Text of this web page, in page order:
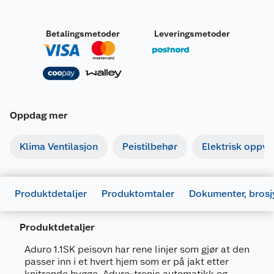
Betalingsmetoder Leveringsmetoder
Oppdag mer
Klima Ventilasjon Peistilbehør Elektrisk
Produktdetaljer Produktomtaler Dokumenter,
Produktdetaljer
Aduro 1.1SK peisovn har rene linjer som gjør at den
passer inn i et hvert hjem som er på jakt etter
Brosjyrer
670261_5704065007923_.pdf
Last ned / vis datablad